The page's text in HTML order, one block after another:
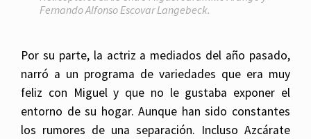
Fernando Alfonso Escovar Langebeck.
Por su parte, la actriz a mediados del año pasado,
narró a un programa de variedades que era muy
feliz con Miguel y que no le gustaba exponer el
entorno de su hogar. Aunque han sido constantes
los rumores de una separación. Incluso Azcárate